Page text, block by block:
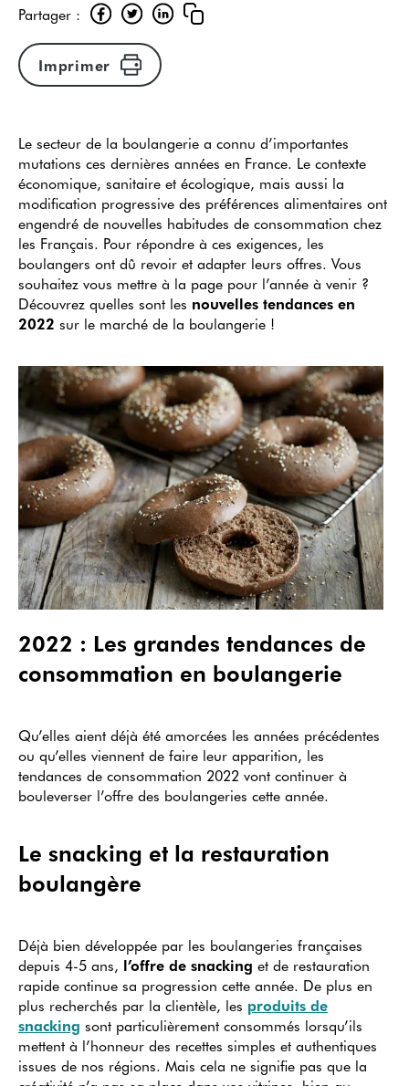
Partager :
Imprimer
Le secteur de la boulangerie a connu d’importantes
mutations ces dernières années en France. Le contexte
économique, sanitaire et écologique, mais aussi la
modification progressive des préférences alimentaires ont
engendré de nouvelles habitudes de consommation chez
les Français. Pour répondre à ces exigences, les
boulangers ont dû revoir et adapter leurs offres. Vous
souhaitez vous mettre à la page pour l’année à venir ?
Découvrez quelles sont les nouvelles tendances en
2022 sur le marché de la boulangerie !
2022 : Les grandes tendances de
consommation en boulangerie
Qu’elles aient déjà été amorcées les années précédentes
ou qu’elles viennent de faire leur apparition, les
tendances de consommation 2022 vont continuer à
bouleverser l’offre des boulangeries cette année.
Le snacking et la restauration
boulangère
Déjà bien développée par les boulangeries françaises
depuis 4-5 ans, l’offre de snacking et de restauration
rapide continue sa progression cette année. De plus en
plus recherchés par la clientèle, les produits de
snacking sont particulièrement consommés lorsqu’ils
mettent à l’honneur des recettes simples et authentiques
issues de nos régions. Mais cela ne signifie pas que la